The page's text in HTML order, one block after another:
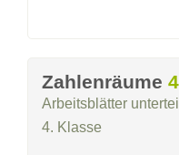
Zahlenräume
Arbeitsblätter
4. Klasse